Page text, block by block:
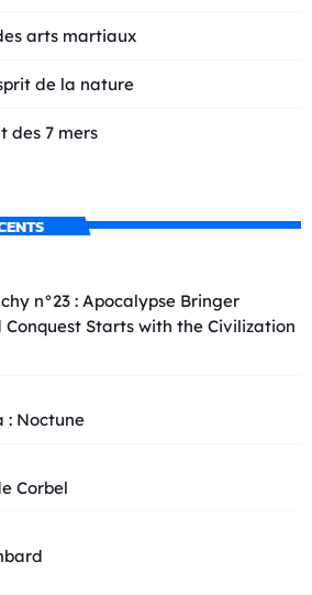
arts martiaux
de la nature
des 7 mers
n°23 : Apocalypse Bringer
Conquest Starts with the Civilization
: Noctune
Corbel